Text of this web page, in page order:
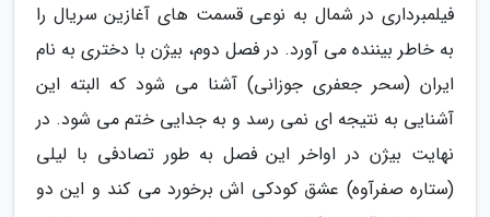
فیلمبرداری در شمال به نوعی قسمت های آغازین سریال را
به خاطر بیننده می آورد. در فصل دوم، بیژن با دختری به نام
ایران (سحر جعفری جوزانی) آشنا می شود که البته این
آشنایی به نتیجه ای نمی رسد و به جدایی ختم می شود. در
نهایت بیژن در اواخر این فصل به طور تصادفی با لیلی
(ستاره صفرآوه) عشق کودکی اش برخورد می کند و این دو